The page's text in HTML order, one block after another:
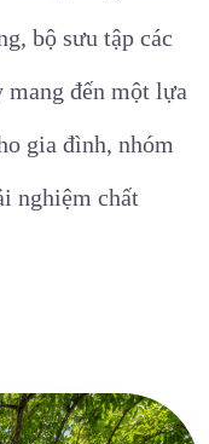
bộ sưu tập các
mang đến một lựa
gia đình, nhóm
nghiệm chất